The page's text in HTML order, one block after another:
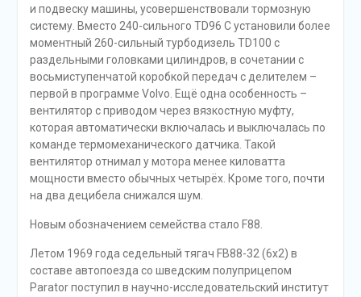
и подвеску машины, усовершенствовали тормозную
систему. Вместо 240-сильного TD96 C установили более
моментный 260-сильный турбодизель TD100 с
раздельными головками цилиндров, в сочетании с
восьмиступенчатой коробкой передач с делителем –
первой в программе Volvo. Ещё одна особенность –
вентилятор с приводом через вязкостную муфту,
которая автоматически включалась и выключалась по
команде термомеханического датчика. Такой
вентилятор отнимал у мотора менее киловатта
мощности вместо обычных четырёх. Кроме того, почти
на два децибела снижался шум.
Новым обозначением семейства стало F88.
Летом 1969 года седельный тягач FB88-32 (6х2) в
составе автопоезда со шведским полуприцепом
Parator поступил в научно-исследовательский институт